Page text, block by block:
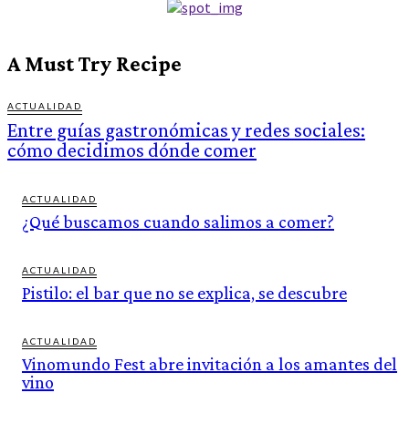
A Must Try Recipe
ACTUALIDAD
Entre guías gastronómicas y redes sociales:
cómo decidimos dónde comer
ACTUALIDAD
¿Qué buscamos cuando salimos a comer?
ACTUALIDAD
Pistilo: el bar que no se explica, se descubre
ACTUALIDAD
Vinomundo Fest abre invitación a los amantes del
vino